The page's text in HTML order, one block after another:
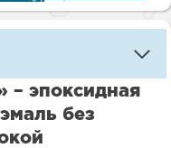
– эпоксидная
без